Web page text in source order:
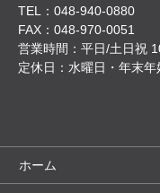
TEL：048-940-0880
FAX：048-970-0051
営業時間：平日/土日祝
定休日：水曜日・年末
ホーム